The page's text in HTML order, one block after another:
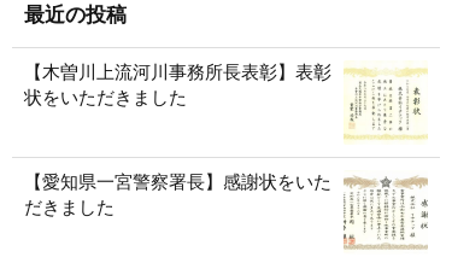
最近の投稿
【木曽川上流河川事務所長表彰】表彰
状をいただきました
【愛知県一宮警察署長】感謝状をいた
だきました